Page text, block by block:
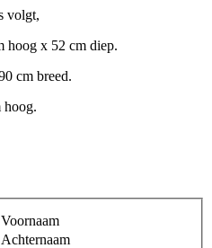
volgt,
hoog x 52 cm diep.
cm breed.
hoog.
Voornaam
Achternaam